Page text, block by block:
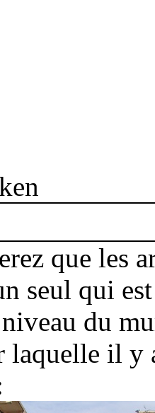
que les
seul qui
du
laquelle il y